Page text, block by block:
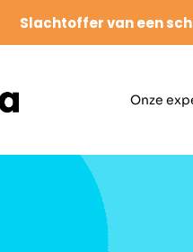
Slachtoffer van een
Onze